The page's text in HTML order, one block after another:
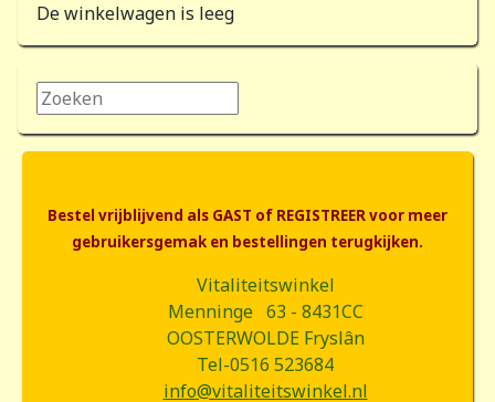
De winkelwagen is leeg
Zoeken...
Bestel vrijblijvend als GAST of REGISTREER voor meer
gebruikersgemak en bestellingen terugkijken.
Vitaliteitswinkel
Menninge 63 - 8431CC
OOSTERWOLDE Fryslân
Tel-0516 523684
info@vitaliteitswinkel.nl